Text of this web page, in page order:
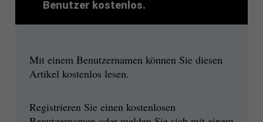
Benutzer kostenlos.
Mit einem Benutzernamen können Sie diesen
Artikel kostenlos lesen.
Registrieren Sie einen kostenlosen